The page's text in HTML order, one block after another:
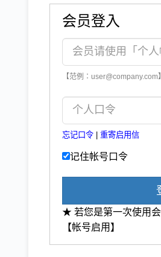
会员登入
【范例：user@company.com】
忘记口令 | 重寄启用信
记住帐号口令
★ 若您是第一次使用
【帐号启用】